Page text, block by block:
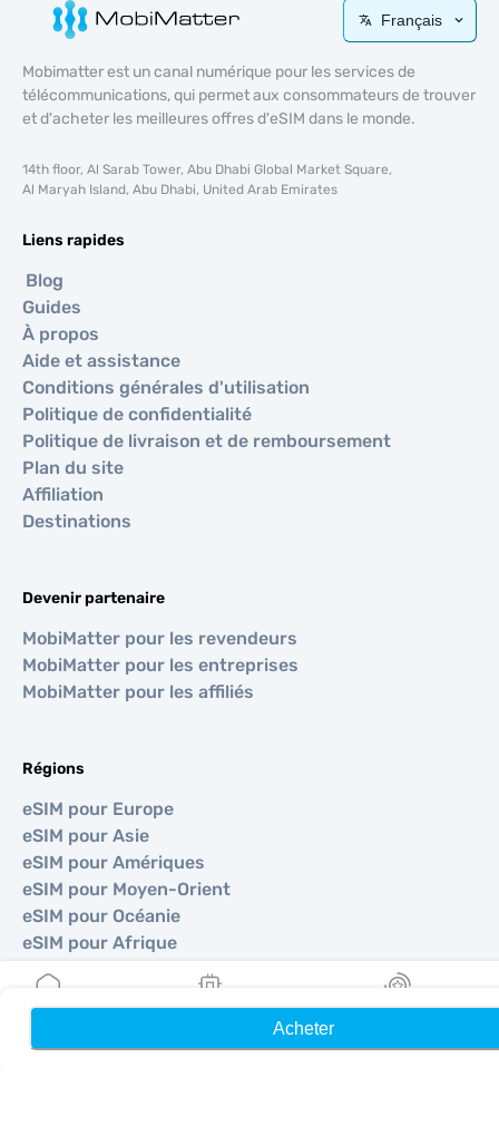
Acheter
Français
Mobimatter est un canal numérique pour les services de
télécommunications, qui permet aux consommateurs de trouver
et d'acheter les meilleures offres d'eSIM dans le monde.
14th floor, Al Sarab Tower, Abu Dhabi Global Market Square,
Al Maryah Island, Abu Dhabi, United Arab Emirates
Liens rapides
Blog
Guides
À propos
Aide et assistance
Conditions générales d'utilisation
Politique de confidentialité
Politique de livraison et de remboursement
Plan du site
Affiliation
Destinations
Devenir partenaire
MobiMatter pour les revendeurs
MobiMatter pour les entreprises
MobiMatter pour les affiliés
Régions
eSIM pour Europe
eSIM pour Asie
eSIM pour Amériques
eSIM pour Moyen-Orient
eSIM pour Océanie
eSIM pour Afrique